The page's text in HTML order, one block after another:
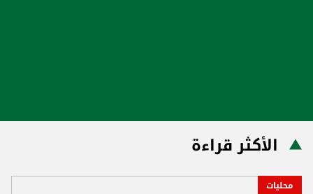
الأكثر قراءة
محليات